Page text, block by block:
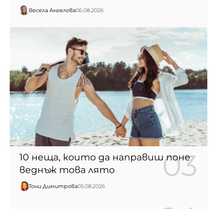
Весела Ангелова06.08.2026
10 неща, които да направиш поне
веднъж това лято
Тони Димитрова05.08.2026